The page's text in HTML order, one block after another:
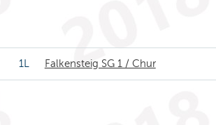
1L Falkensteig SG 1 / Chur